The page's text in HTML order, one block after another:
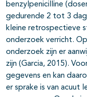
benzylpenicilline
gedurende 2 tot 3
kleine retrospectieve
onderzoek verricht.
onderzoek zijn er
zijn (Garcia, 2015).
gegevens en kan
er sprake is van acuut